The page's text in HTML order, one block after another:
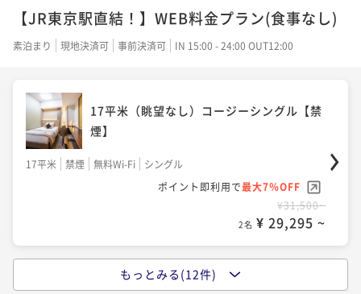
18平米 禁煙 無料Wi-Fi
シングル
ポイント即利用で
¥33,800~
ｰUTSUROIｰ デラックスコージークイーン
20平米（眺望なし）【禁煙】
ダブル
最大17％OFF
¥ 31,208 ~
【JR東京駅直結！】WEB料金プラン(食事なし)
素泊まり 現地決済可 事前決済可 IN 15:00 - 24:00 OUT12:00
17平米（眺望なし）コージーシングル【禁
煙】
17平米 禁煙 無料Wi-Fi
シングル
ポイント即利用で最大7％OFF
¥31,500~
2名 ¥ 29,295 ~
もっとみる(12件)